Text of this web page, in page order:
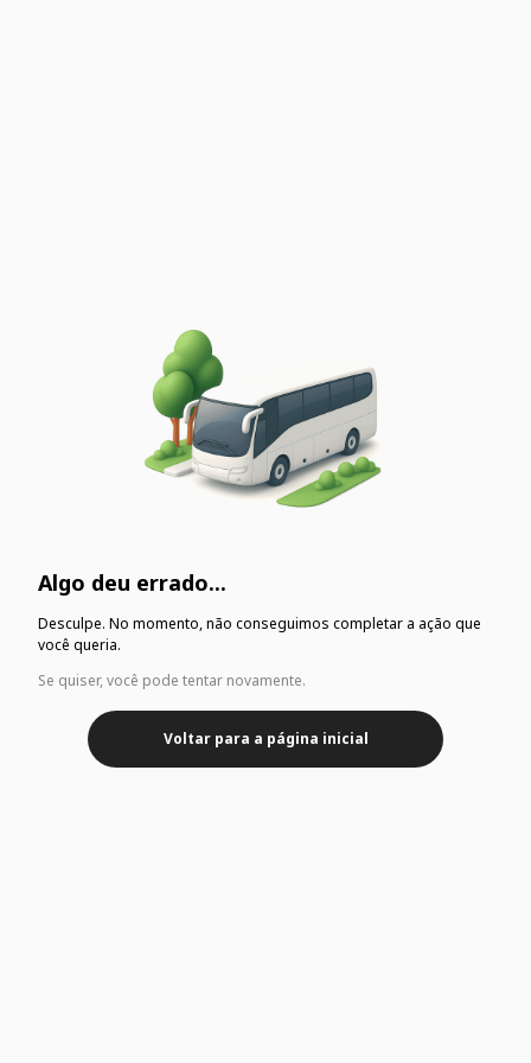
Algo deu errado...
Desculpe. No momento, não conseguimos completar a ação que
você queria.
Se quiser, você pode tentar novamente.
Voltar para a página inicial